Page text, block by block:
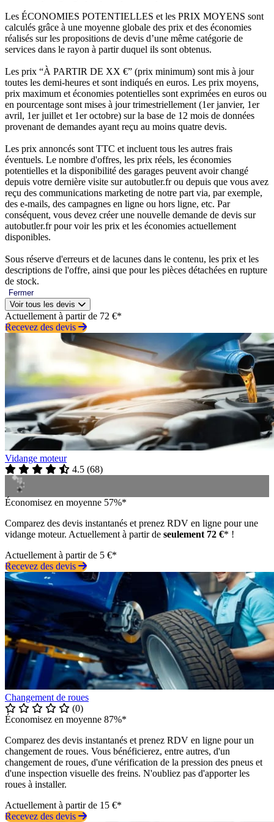
Les ÉCONOMIES POTENTIELLES et les PRIX MOYENS sont
calculés grâce à une moyenne globale des prix et des économies
réalisés sur les propositions de devis d’une même catégorie de
services dans le rayon à partir duquel ils sont obtenus.
Les prix “À PARTIR DE XX €” (prix minimum) sont mis à jour
toutes les demi-heures et sont indiqués en euros. Les prix moyens,
prix maximum et économies potentielles sont exprimées en euros ou
en pourcentage sont mises à jour trimestriellement (1er janvier, 1er
avril, 1er juillet et 1er octobre) sur la base de 12 mois de données
provenant de demandes ayant reçu au moins quatre devis.
Les prix annoncés sont TTC et incluent tous les autres frais
éventuels. Le nombre d'offres, les prix réels, les économies
potentielles et la disponibilité des garages peuvent avoir changé
depuis votre dernière visite sur autobutler.fr ou depuis que vous avez
reçu des communications marketing de notre part via, par exemple,
des e-mails, des campagnes en ligne ou hors ligne, etc. Par
conséquent, vous devez créer une nouvelle demande de devis sur
autobutler.fr pour voir les prix et les économies actuellement
disponibles.
Sous réserve d'erreurs et de lacunes dans le contenu, les prix et les
descriptions de l'offre, ainsi que pour les pièces détachées en rupture
de stock.
Fermer
Voir tous les devis
Actuellement à partir de 72 €*
Recevez des devis
Vidange moteur
4.5 (68)
Économisez en moyenne 57%*
Comparez des devis instantanés et prenez RDV en ligne pour une
vidange moteur. Actuellement à partir de seulement 72 €* !
Actuellement à partir de 5 €*
Recevez des devis
Changement de roues
(0)
Économisez en moyenne 87%*
Comparez des devis instantanés et prenez RDV en ligne pour un
changement de roues. Vous bénéficierez, entre autres, d'un
changement de roues, d'une vérification de la pression des pneus et
d'une inspection visuelle des freins. N'oubliez pas d'apporter les
roues à installer.
Actuellement à partir de 15 €*
Recevez des devis